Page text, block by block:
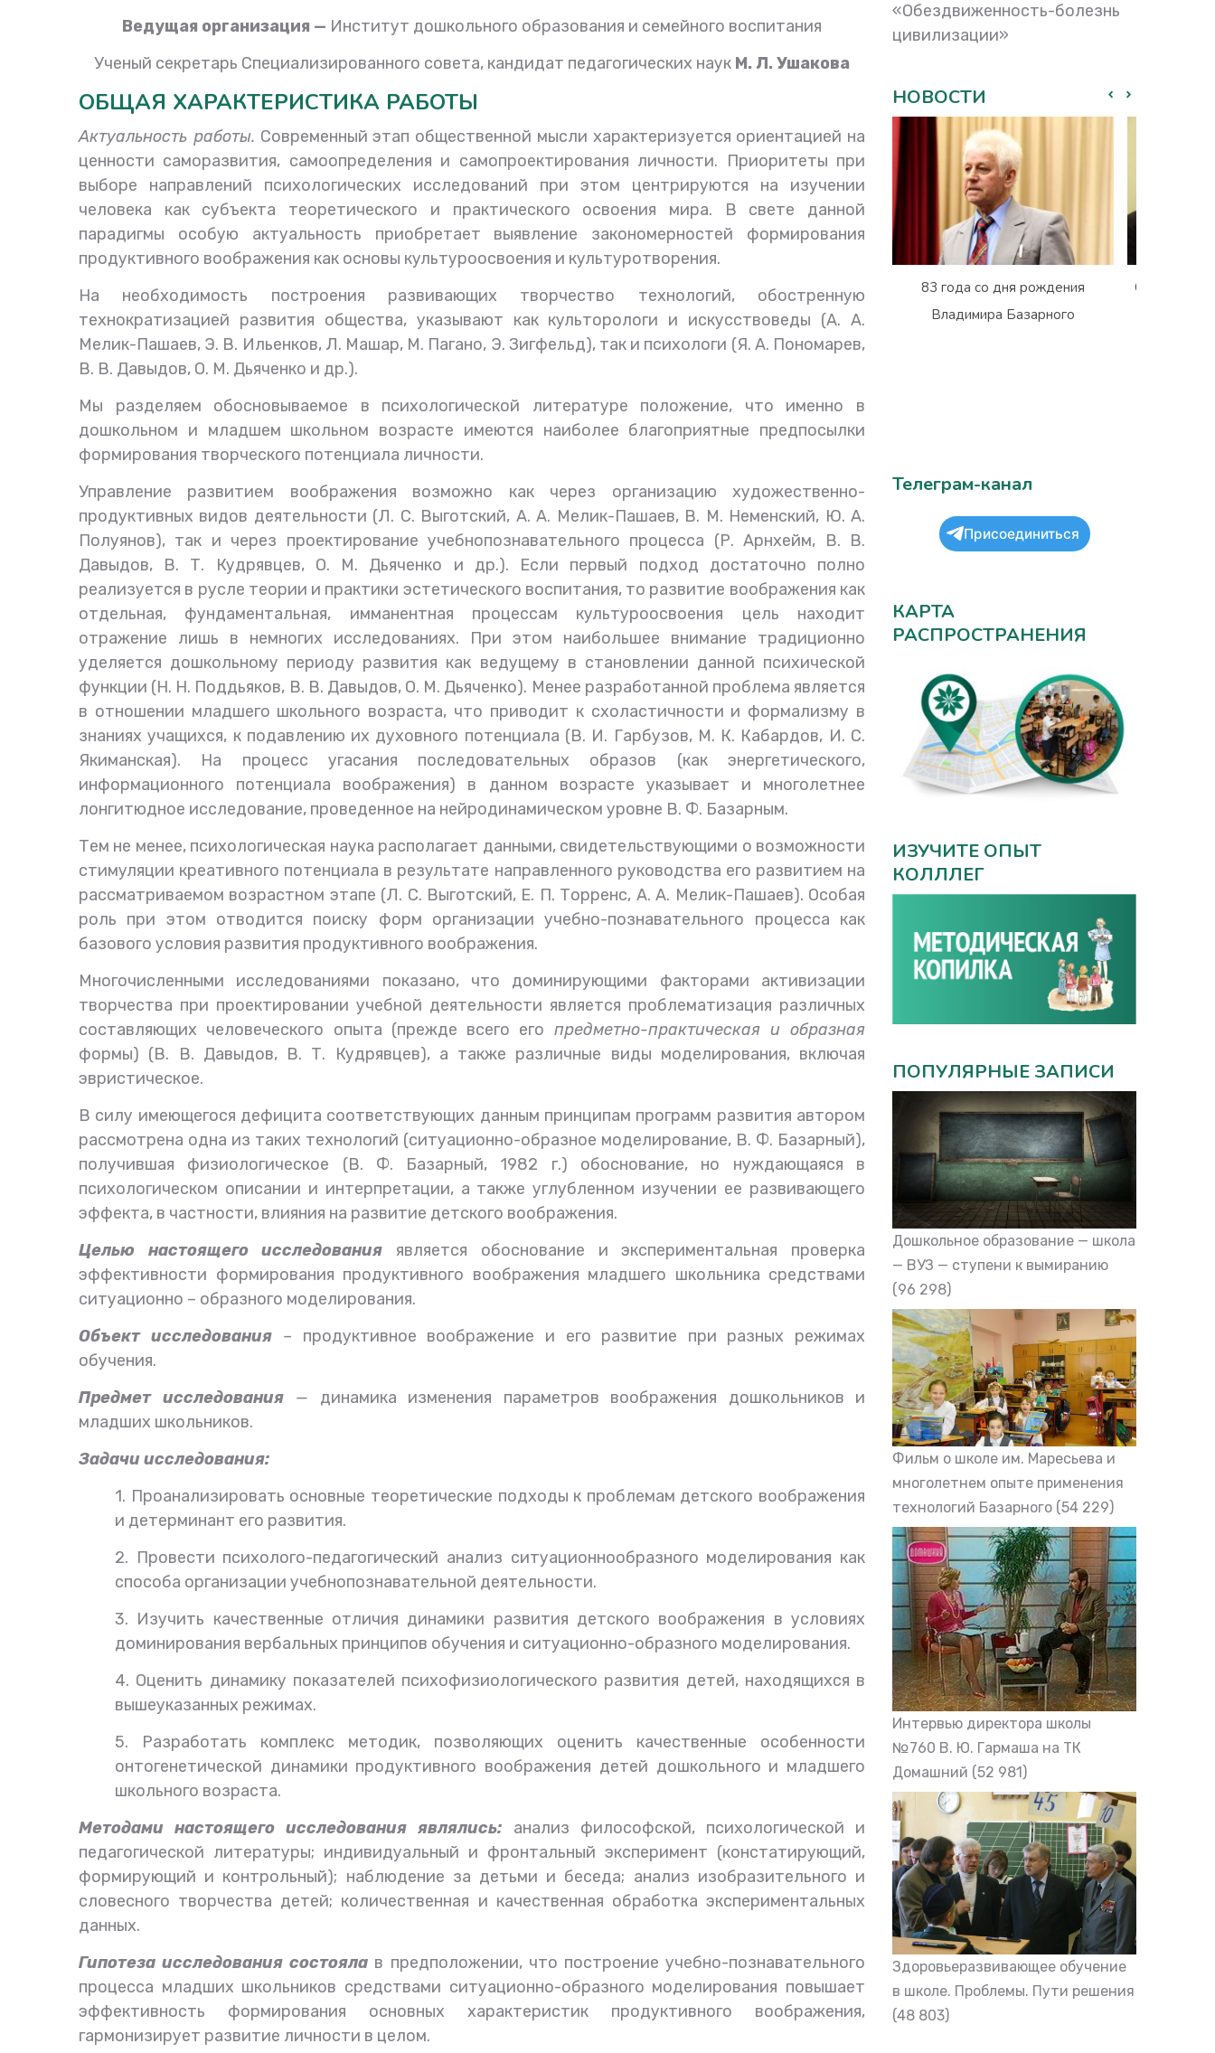
Ведущая организация — Институт дошкольного образования и семейного воспитания
Ученый секретарь Специализированного совета, кандидат педагогических наук М. Л. Ушакова
ОБЩАЯ ХАРАКТЕРИСТИКА РАБОТЫ
Актуальность работы. Современный этап общественной мысли характеризуется ориентацией на
ценности саморазвития, самоопределения и самопроектирования личности. Приоритеты при
выборе направлений психологических исследований при этом центрируются на изучении
человека как субъекта теоретического и практического освоения мира. В свете данной
парадигмы особую актуальность приобретает выявление закономерностей формирования
продуктивного воображения как основы культуроосвоения и культуротворения.
На необходимость построения развивающих творчество технологий, обостренную
технократизацией развития общества, указывают как культорологи и искусствоведы (А. А.
Мелик-Пашаев, Э. В. Ильенков, Л. Машар, М. Пагано, Э. Зигфельд), так и психологи (Я. А. Пономарев,
В. В. Давыдов, О. М. Дьяченко и др.).
Мы разделяем обосновываемое в психологической литературе положение, что именно в
дошкольном и младшем школьном возрасте имеются наиболее благоприятные предпосылки
формирования творческого потенциала личности.
Управление развитием воображения возможно как через организацию художественно-
продуктивных видов деятельности (Л. С. Выготский, А. А. Мелик-Пашаев, В. М. Неменский, Ю. А.
Полуянов), так и через проектирование учебнопознавательного процесса (Р. Арнхейм, В. В.
Давыдов, В. Т. Кудрявцев, О. М. Дьяченко и др.). Если первый подход достаточно полно
реализуется в русле теории и практики эстетического воспитания, то развитие воображения как
отдельная, фундаментальная, имманентная процессам культуроосвоения цель находит
отражение лишь в немногих исследованиях. При этом наибольшее внимание традиционно
уделяется дошкольному периоду развития как ведущему в становлении данной психической
функции (Н. Н. Поддьяков, В. В. Давыдов, О. М. Дьяченко). Менее разработанной проблема является
в отношении младшего школьного возраста, что приводит к схоластичности и формализму в
знаниях учащихся, к подавлению их духовного потенциала (В. И. Гарбузов, М. К. Кабардов, И. С.
Якиманская). На процесс угасания последовательных образов (как энергетического,
информационного потенциала воображения) в данном возрасте указывает и многолетнее
лонгитюдное исследование, проведенное на нейродинамическом уровне В. Ф. Базарным.
Тем не менее, психологическая наука располагает данными, свидетельствующими о возможности
стимуляции креативного потенциала в результате направленного руководства его развитием на
рассматриваемом возрастном этапе (Л. С. Выготский, Е. П. Торренс, А. А. Мелик-Пашаев). Особая
роль при этом отводится поиску форм организации учебно-познавательного процесса как
базового условия развития продуктивного воображения.
Многочисленными исследованиями показано, что доминирующими факторами активизации
творчества при проектировании учебной деятельности является проблематизация различных
составляющих человеческого опыта (прежде всего его предметно-практическая и образная
формы) (В. В. Давыдов, В. Т. Кудрявцев), а также различные виды моделирования, включая
эвристическое.
В силу имеющегося дефицита соответствующих данным принципам программ развития автором
рассмотрена одна из таких технологий (ситуационно-образное моделирование, В. Ф. Базарный),
получившая физиологическое (В. Ф. Базарный, 1982 г.) обоснование, но нуждающаяся в
психологическом описании и интерпретации, а также углубленном изучении ее развивающего
эффекта, в частности, влияния на развитие детского воображения.
Целью настоящего исследования является обоснование и экспериментальная проверка
эффективности формирования продуктивного воображения младшего школьника средствами
ситуационно – образного моделирования.
Объект исследования– продуктивное воображение и его развитие при разных режимах
обучения.
Предмет исследования— динамика изменения параметров воображения дошкольников и
младших школьников.
Задачи исследования:
1. Проанализировать основные теоретические подходы к проблемам детского воображения
и детерминант его развития.
2. Провести психолого-педагогический анализ ситуационнообразного моделирования как
способа организации учебнопознавательной деятельности.
3. Изучить качественные отличия динамики развития детского воображения в условиях
доминирования вербальных принципов обучения и ситуационно-образного моделирования.
4. Оценить динамику показателей психофизиологического развития детей, находящихся в
вышеуказанных режимах.
5. Разработать комплекс методик, позволяющих оценить качественные особенности
онтогенетической динамики продуктивного воображения детей дошкольного и младшего
школьного возраста.
Методами настоящего исследования являлись: анализ философской, психологической и
педагогической литературы; индивидуальный и фронтальный эксперимент (констатирующий,
формирующий и контрольный); наблюдение за детьми и беседа; анализ изобразительного и
словесного творчества детей; количественная и качественная обработка экспериментальных
данных.
Гипотеза исследования состояла в предположении, что построение учебно-познавательного
процесса младших школьников средствами ситуационно-образного моделирования повышает
эффективность формирования основных характеристик продуктивного воображения,
гармонизирует развитие личности в целом.
«Обездвиженность-болезнь
цивилизации»
НОВОСТИ
83 года со дня рождения
Владимира Базарного
Сегодня
Телеграм-канал
Присоединиться
КАРТА
РАСПРОСТРАНЕНИЯ
ИЗУЧИТЕ ОПЫТ
КОЛЛЛЕГ
ПОПУЛЯРНЫЕ ЗАПИСИ
Дошкольное образование — школа
— ВУЗ — ступени к вымиранию
(96 298)
Фильм о школе им. Маресьева и
многолетнем опыте применения
технологий Базарного (54 229)
Интервью директора школы
№760 В. Ю. Гармаша на ТК
Домашний (52 981)
Здоровьеразвивающее обучение
в школе. Проблемы. Пути решения
(48 803)